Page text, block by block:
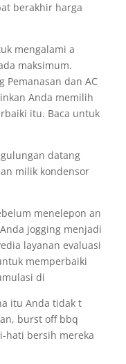
berakhir harga
mengalami a
maksimum.
Pemanasan dan AC
Anda memilih
itu. Baca untuk
datang
milik kondensor
menelepon an
jogging menjadi
layanan evaluasi
memperbaiki
di
itu Anda tidak t
burst off bbq
hati bersih mereka